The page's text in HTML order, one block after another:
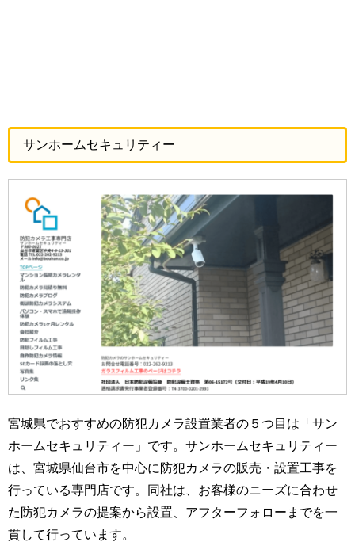
サンホームセキュリティー
宮城県でおすすめの防犯カメラ設置業者の５つ目は「サン
ホームセキュリティー」です。サンホームセキュリティー
は、宮城県仙台市を中心に防犯カメラの販売・設置工事を
行っている専門店です。同社は、お客様のニーズに合わせ
た防犯カメラの提案から設置、アフターフォローまでを一
貫して行っています。